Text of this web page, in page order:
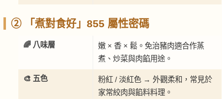
② 「煮對食好」855 屬性密碼
🌈 八味層
嫩 × 香 × 鬆。免治豬肉適合作蒸
煮、炒菜與肉餡用途。
🎨 五色
粉紅 / 淡紅色 → 外觀柔和，常見於
家常絞肉與餡料料理。